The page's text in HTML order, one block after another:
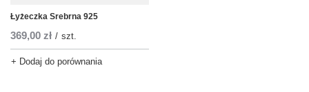
Łyżeczka Srebrna 925
369,00 zł / szt.
+ Dodaj do porównania